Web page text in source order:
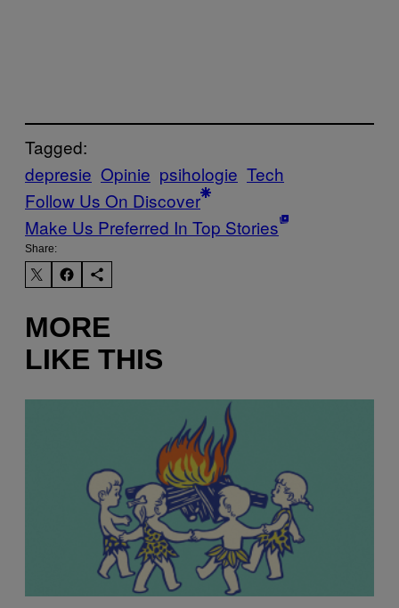
Tagged:
depresie Opinie psihologie Tech
Follow Us On Discover
Make Us Preferred In Top Stories
Share:
MORE
LIKE THIS